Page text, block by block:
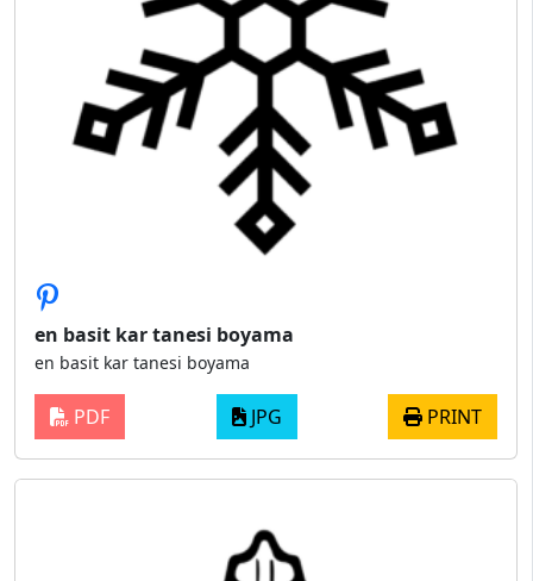
en basit kar tanesi boyama
en basit kar tanesi boyama
PDF JPG PRINT